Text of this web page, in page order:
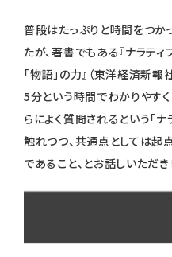
普段はたっぷりと時間をつか
たが、著書でもある『ナラテ
「物語」の力』（東洋経済新
5分という時間でわかりやす
らによく質問されるという「
触れつつ、共通点としては起
であること、とお話しいただき